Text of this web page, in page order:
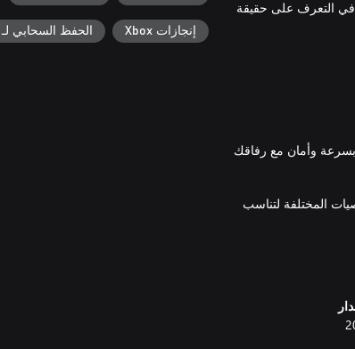
التعرف على حقيقة
وأمان مع رفاقك
المختلفة لتناسب
من المقطوعات طوال
إنجازات Xbox الحفظ السحابي لـ Xbox